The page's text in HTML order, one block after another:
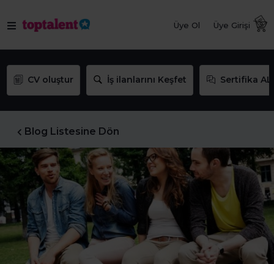
Üye Ol Üye Girişi
CV oluştur İş ilanlarını Keşfet Sertifika AL
Blog Listesine Dön